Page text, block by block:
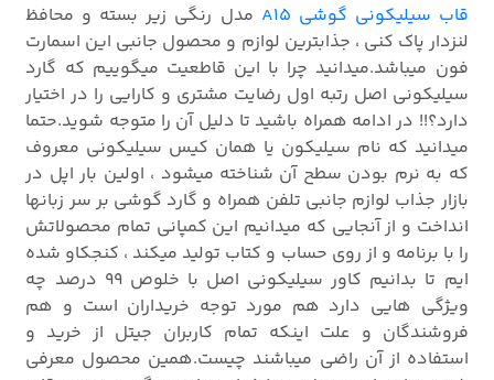
قاب سیلیکونی گوشی A15
مدل رنگی زیر بسته و محافظ
لنزدار پاک کنی ، جذابترین لوازم و محصول جانبی این اسمارت
فون میباشد.میدانید چرا با این قاطعیت میگوییم که گارد
سیلیکونی اصل رتبه اول رضایت مشتری و کارایی را در اختیار
دارد؟!! در ادامه همراه باشید تا دلیل آن را متوجه شوید.حتما
میدانید که نام سیلیکون یا همان کیس سیلیکونی معروف
که به نرم بودن سطح آن شناخته میشود ، اولین بار اپل در
بازار جذاب لوازم جانبی تلفن همراه و گارد گوشی بر سر زبانها
انداخت و از آنجایی که میدانیم این کمپانی تمام محصولاتش
را با برنامه و از روی حساب و کتاب تولید میکند ، کنجکاو شده
ایم تا بدانیم کاور سیلیکونی اصل با خلوص 99 درصد چه
ویژگی هایی دارد هم مورد توجه خریداران است و هم
فروشندگان و علت اینکه تمام کاربران جیتل از خرید و
استفاده از آن راضی میباشند چیست.همین محصول معرفی